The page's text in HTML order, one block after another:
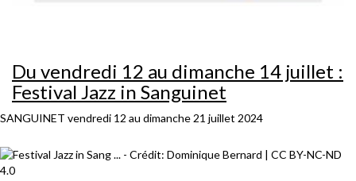
Du vendredi 12 au dimanche 14 juillet :
Festival Jazz in Sanguinet
SANGUINET vendredi 12 au dimanche 21 juillet 2024